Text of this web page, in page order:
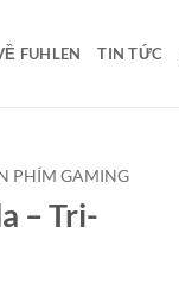
FUHLEN TIN TỨC
PHÍM GAMING
– Tri-